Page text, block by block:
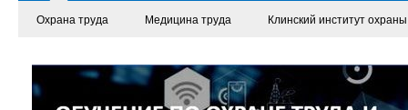
Охрана труда Медицина труда Клинский институт